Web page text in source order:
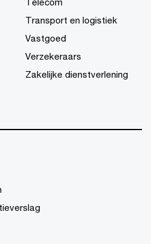
Transport en logistiek
Vastgoed
Verzekeraars
Zakelijke dienstverlening